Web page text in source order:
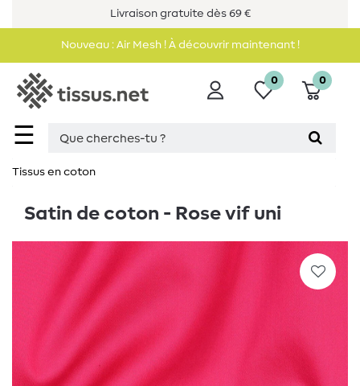
Livraison gratuite dès 69 €
Nouveau : Air Mesh ! À découvrir maintenant !
☰
0 0
Tissus en coton
Satin de coton - Rose vif uni